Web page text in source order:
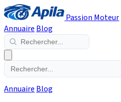
Passion Moteur
Annuaire Blog
Annuaire Blog